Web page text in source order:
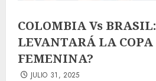
COLOMBIA Vs
LEVANTARÁ LA
FEMENINA?
JULIO 31, 2025